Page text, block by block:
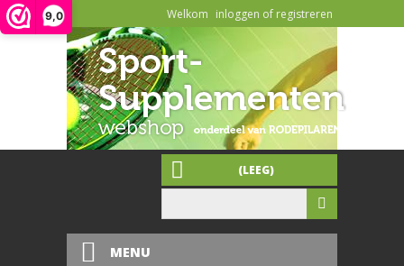
9,0 Welkom inloggen of registreren
(LEEG)
MENU